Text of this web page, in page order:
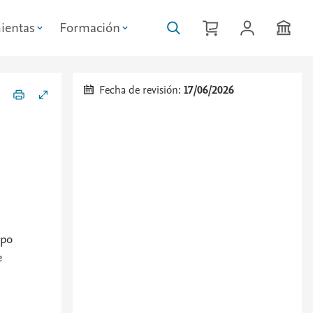
Formación
Fecha de revisión:17/06/2026